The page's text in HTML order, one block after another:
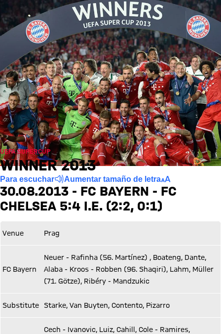
UEFA SUPERCUP
WINNER 2013
Para escuchar Aumentar tamaño de letra
30.08.2013 - FC BAYERN - FC
CHELSEA 5:4 I.E. (2:2, 0:1)
Venue Prag
FC Bayern
Neuer - Rafinha (56. Martínez) , Boateng, Dante,
Alaba - Kroos - Robben (96. Shaqiri), Lahm, Müller
(71. Götze), Ribéry - Mandzukic
Substitute Starke, Van Buyten, Contento, Pizarro
Cech - Ivanovic, Luiz, Cahill, Cole - Ramires,